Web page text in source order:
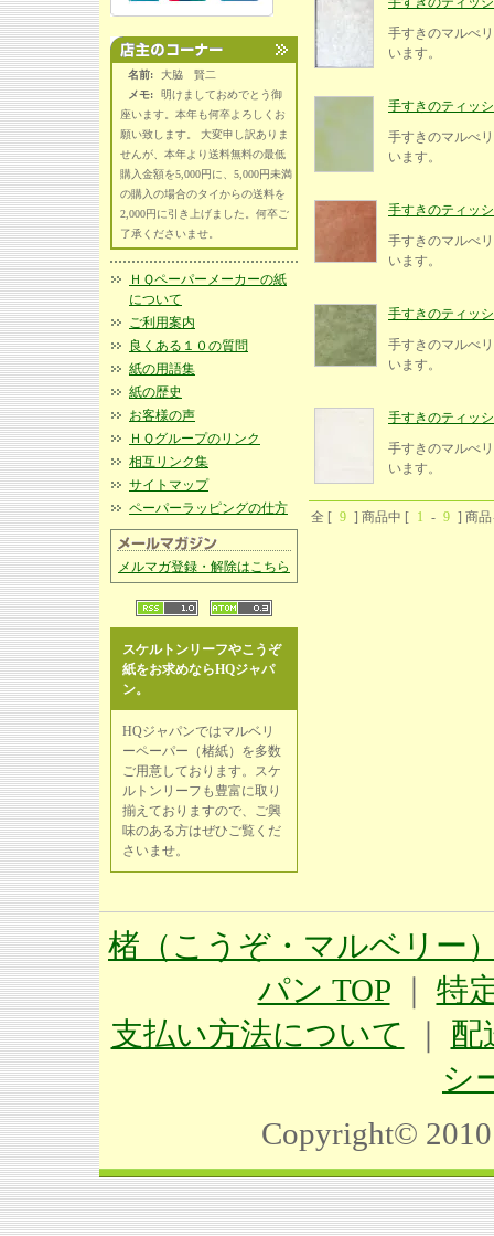
名前:
大脇 賢二
メモ:
明けましておめでとう御
座います。本年も何卒よろしくお
願い致します。 大変申し訳ありま
せんが、本年より送料無料の最低
購入金額を5,000円に、5,000円未満
の購入の場合のタイからの送料を
2,000円に引き上げました。何卒ご
了承くださいませ。
ＨＱペーパーメーカーの紙
について
ご利用案内
良くある１０の質問
紙の用語集
紙の歴史
お客様の声
ＨＱグループのリンク
相互リンク集
サイトマップ
ペーパーラッピングの仕方
メルマガ登録・解除はこちら
スケルトンリーフやこうぞ
紙をお求めならHQジャパ
ン。
HQジャパンではマルベリ
ーペーパー（楮紙）を多数
ご用意しております。スケ
ルトンリーフも豊富に取り
揃えておりますので、ご興
味のある方はぜひご覧くだ
さいませ。
手すきのマルべ
います。
手すきのティッ
手すきのマルべ
います。
手すきのティッ
手すきのマルべ
います。
手すきのティッ
手すきのマルべ
います。
手すきのティッ
手すきのマルべ
います。
全 [ 9 ] 商品中 [ 1 - 9 ] 商
楮（こうぞ・マルベリー
パン TOP｜ 特
支払い方法について
配
シ
Copyright©